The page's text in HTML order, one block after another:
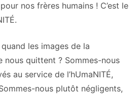
nos frères humains ! C’est le
les images de la
nous quittent ? Sommes-nous
au service de l’hUmaNITÉ,
nous plutôt négligents,